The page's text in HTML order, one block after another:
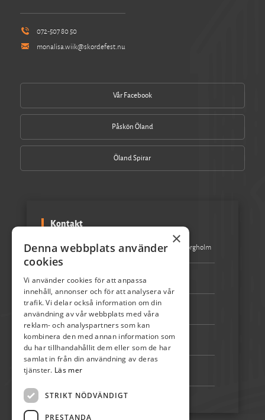
072-507 80 50
monalisa.wiik@skordefest.nu
Vår Facebook
Påskön Öland
Öland Spirar
Kontakt
Besöksadress: Turistbyrån Storgatan 1 387 31 Borgholm
Epost: info@skordefest.nu
072-507 80 50
Bankgiro: 5192-4348
Swish: 123 222 02 67
×
Denna webbplats använder
cookies
Vi använder cookies för att anpassa
innehåll, annonser och för att analysera vår
trafik. Vi delar också information om din
användning av vår webbplats med våra
reklam- och analyspartners som kan
kombinera den med annan information som
du har tillhandahållit dem eller som de har
samlat in från din användning av deras
tjänster. Läs mer
STRIKT NÖDVÄNDIGT
PRESTANDA